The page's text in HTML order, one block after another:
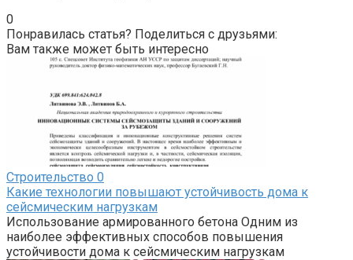
0
Понравилась статья? Поделиться с друзьями:
Вам также может быть интересно
Строительство 0
Какие технологии повышают устойчивость дома к
сейсмическим нагрузкам
Использование армированного бетона Одним из
наиболее эффективных способов повышения
устойчивости дома к сейсмическим нагрузкам